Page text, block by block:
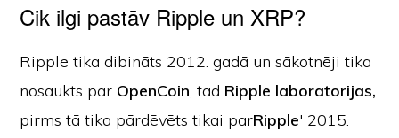
Cik ilgi pastāv Ripple un XRP?
Ripple tika dibināts 2012. gadā un sākotnēji tika
nosaukts par OpenCoin, tad Ripple laboratorijas,
pirms tā tika pārdēvēts tikai parRipple' 2015.